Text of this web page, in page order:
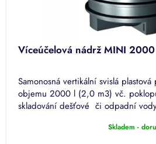
Víceúčelová nádrž MINI 2000
Samonosná vertikální svislá
objemu 2000 l (2,0 m3) vč.
skladování dešťové či odpadní
Skladem -